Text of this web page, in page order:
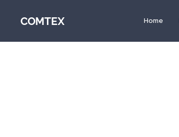
COMTEX Home